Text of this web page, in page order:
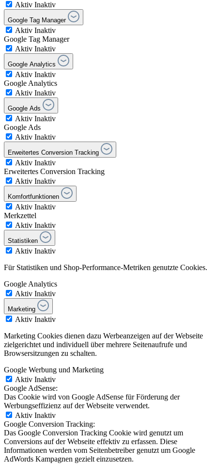
Aktiv Inaktiv
Google Tag Manager
Aktiv Inaktiv
Google Tag Manager
Aktiv Inaktiv
Google Analytics
Aktiv Inaktiv
Google Analytics
Aktiv Inaktiv
Google Ads
Aktiv Inaktiv
Google Ads
Aktiv Inaktiv
Erweitertes Conversion Tracking
Aktiv Inaktiv
Erweitertes Conversion Tracking
Aktiv Inaktiv
Komfortfunktionen
Aktiv Inaktiv
Merkzettel
Aktiv Inaktiv
Statistiken
Aktiv Inaktiv
Für Statistiken und Shop-Performance-Metriken genutzte Cookies.
Google Analytics
Aktiv Inaktiv
Marketing
Aktiv Inaktiv
Marketing Cookies dienen dazu Werbeanzeigen auf der Webseite
zielgerichtet und individuell über mehrere Seitenaufrufe und
Browsersitzungen zu schalten.
Google Werbung und Marketing
Aktiv Inaktiv
Google AdSense:
Das Cookie wird von Google AdSense für Förderung der
Werbungseffizienz auf der Webseite verwendet.
Aktiv Inaktiv
Google Conversion Tracking:
Das Google Conversion Tracking Cookie wird genutzt um
Conversions auf der Webseite effektiv zu erfassen. Diese
Informationen werden vom Seitenbetreiber genutzt um Google
AdWords Kampagnen gezielt einzusetzen.